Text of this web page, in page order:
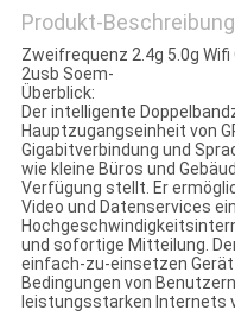
Produkt-Beschreibung
Zweifrequenz 2.4g 5.0g Wifi
2usb Soem-
Überblick:
Der intelligente
Hauptzugangseinheit von
Gigabitverbindung und
wie kleine Büros und
Verfügung stellt. Er
Video und Datenservices
und sofortige Mitteilung.
einfach-zu-einsetzen
Bedingungen von
leistungsstarken Internets